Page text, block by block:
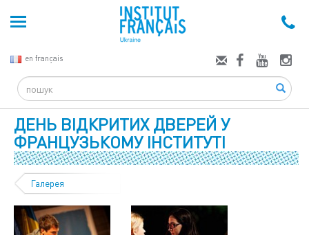
en français
Search
ДЕНЬ ВІДКРИТИХ ДВЕРЕЙ У
ФРАНЦУЗЬКОМУ ІНСТИТУТІ
Галерея